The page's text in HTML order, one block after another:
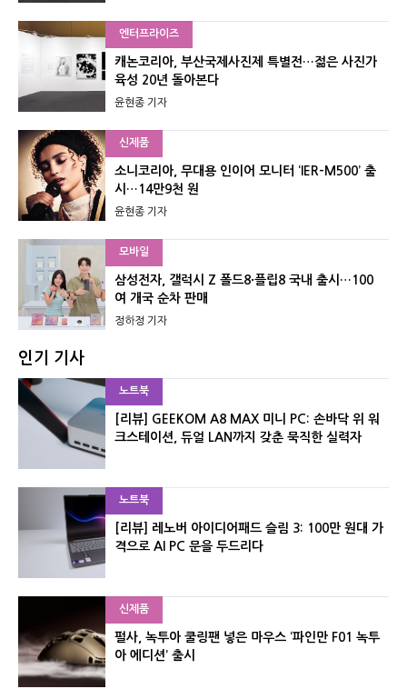
엔터프라이즈
캐논코리아, 부산국제사진제 특별전…젊은 사진가
육성 20년 돌아본다
윤현종 기자
신제품
소니코리아, 무대용 인이어 모니터 ‘IER-M500’ 출
시…14만9천 원
윤현종 기자
모바일
삼성전자, 갤럭시 Z 폴드8·플립8 국내 출시…100
여 개국 순차 판매
정하정 기자
인기 기사
노트북
[리뷰] GEEKOM A8 MAX 미니 PC: 손바닥 위 워
크스테이션, 듀얼 LAN까지 갖춘 묵직한 실력자
노트북
[리뷰] 레노버 아이디어패드 슬림 3: 100만 원대 가
격으로 AI PC 문을 두드리다
신제품
펄사, 녹투아 쿨링팬 넣은 마우스 ‘파인만 F01 녹투
아 에디션’ 출시